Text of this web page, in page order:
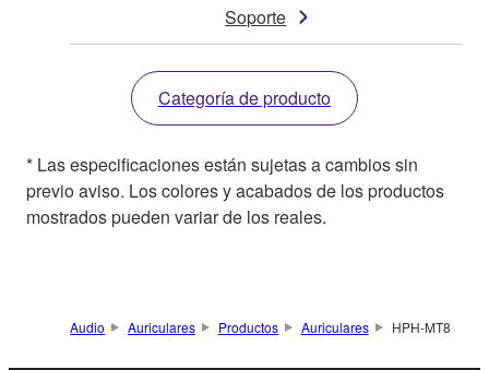
Soporte
Categoría de producto
* Las especificaciones están sujetas a cambios sin
previo aviso. Los colores y acabados de los productos
mostrados pueden variar de los reales.
Audio Auriculares Productos Auriculares HPH-MT8